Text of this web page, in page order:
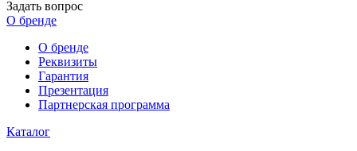
Задать вопрос
О бренде
О бренде
Реквизиты
Гарантия
Презентация
Партнерская программа
Каталог